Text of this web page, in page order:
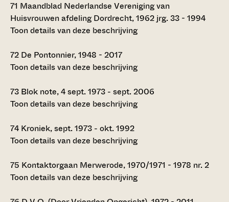
71 Maandblad Nederlandse Vereniging van
Huisvrouwen afdeling Dordrecht, 1962 jrg. 33 - 1994
Toon details van deze beschrijving
72 De Pontonnier, 1948 - 2017
Toon details van deze beschrijving
73 Blok note, 4 sept. 1973 - sept. 2006
Toon details van deze beschrijving
74 Kroniek, sept. 1973 - okt. 1992
Toon details van deze beschrijving
75 Kontaktorgaan Merwerode, 1970/1971 - 1978 nr. 2
Toon details van deze beschrijving